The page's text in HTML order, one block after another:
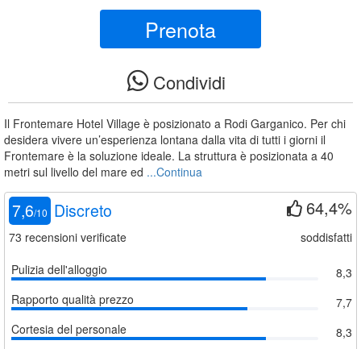
Prenota
Condividi
Il Frontemare Hotel Village è posizionato a Rodi Garganico. Per chi
desidera vivere un’esperienza lontana dalla vita di tutti i giorni il
Frontemare è la soluzione ideale. La struttura è posizionata a 40
metri sul livello del mare ed ...Continua
7,6/10 Discreto
73 recensioni verificate
64,4%
soddisfatti
Pulizia dell'alloggio
8,3
Rapporto qualità prezzo
7,7
Cortesia del personale
8,3